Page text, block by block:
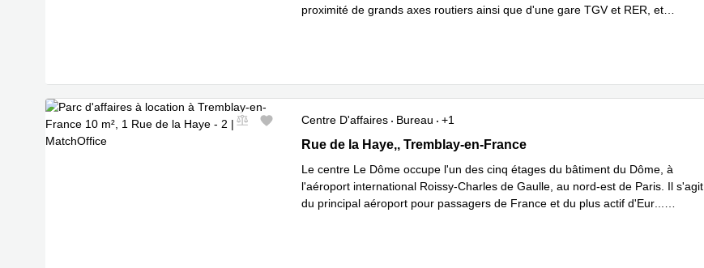
proximité de grands axes routiers ainsi que d'une gare TGV et RER, et
Centre D'affaires Bureau
+1
1 Rue de la Haye, 5e étage,Le Dôme, BP 12910, Tremblay-en-France
Rue de la Haye,, Tremblay-en-France
Le centre Le Dôme occupe l'un des cinq étages du bâtiment du Dôme, à
l'aéroport international Roissy-Charles de Gaulle, au nord-est de Paris. Il s'agit
du principal aéroport pour passagers de France et du plus actif d'Eur